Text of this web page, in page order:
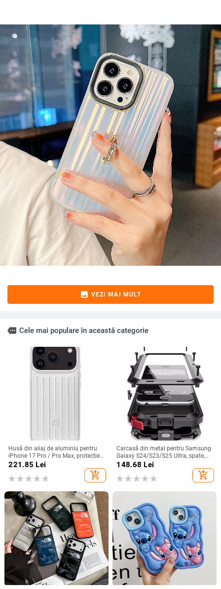
image VEZI MAI MULT
more Cele mai populare în această categorie
Husă din aliaj de aluminiu pentru
iPhone 17 Pro / Pro Max, protecție
anti-cădere, închidere magnetică,
turnare prin injecție, posibilitate de
personalizare
221.85 Lei
add_shopping_cart
Carcasă din metal pentru Samsung
Galaxy S24/S23/S25 Ultra, spate,
prelucrată, personalizabilă, disipare
căldură, anti-cadere, anti-amprentă
148.68 Lei
add_shopping_cart